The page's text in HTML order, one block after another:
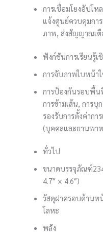
การเชื่อมโยงอัปโห
แจ้งศูนย์ควบคุมการ
ภาพ, ส่งสัญญาณเตื
ฟังก์ชันการเรียนรู้เ
การจับภาพใบหน้า
การป้องกันรอบพื้น
การข้ามเส้น, การ
รองรับการตั้งค่ากา
(บุคคลและยานพา
ทั่วไป
ขนาดบรรจุภัณฑ์
4.7″ × 4.6″)
วัสดุฝาครอบด้านหน้
โลหะ
พลัง